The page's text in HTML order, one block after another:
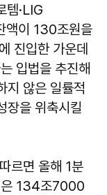
템·LIG
액이 130조원을
진입한 가운데
입법을 추진해
지 않은 일률적
장을 위축시킬
르면 올해 1분
은 134조7000